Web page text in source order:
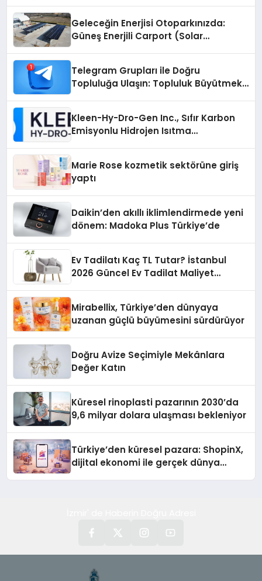
Geleceğin Enerjisi Otoparkınızda:
Güneş Enerjili Carport (Solar
Telegram Grupları ile Doğru
Topluluğa Ulaşın: Topluluk Büyütmek
Kleen-Hy-Dro-Gen Inc., Sıfır Karbon
Emisyonlu Hidrojen Isıtma
Marie Rose kozmetik sektörüne giriş
yaptı
Daikin’den akıllı iklimlendirmede yeni
dönem: Madoka Plus Türkiye’de
Ev Tadilatı Kaç TL Tutar? İstanbul
2026 Güncel Ev Tadilat Maliyet
Mirabellix, Türkiye’den dünyaya
uzanan güçlü büyümesini sürdürüyor
Doğru Avize Seçimiyle Mekânlara
Değer Katın
Küresel rinoplasti pazarının 2030’da
9,6 milyar dolara ulaşması bekleniyor
Türkiye’den küresel pazara: ShopinX,
dijital ekonomi ile gerçek dünya